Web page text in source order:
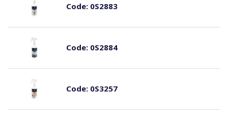
Code:0S2883
Code:0S2884
Code:0S3257